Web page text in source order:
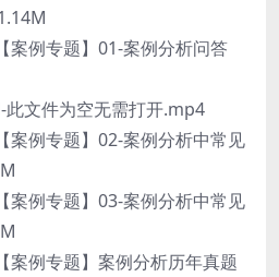
例专题】01-案例分析问答
文件为空无需打开.mp4
例专题】02-案例分析中常见
例专题】03-案例分析中常见
例专题】案例分析历年真题